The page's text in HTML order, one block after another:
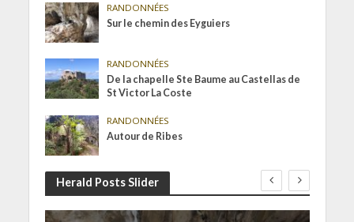
RANDONNÉES
Sur le chemin des Eyguiers
RANDONNÉES
De la chapelle Ste Baume au Castellas de
St Victor La Coste
RANDONNÉES
Autour de Ribes
Herald Posts Slider